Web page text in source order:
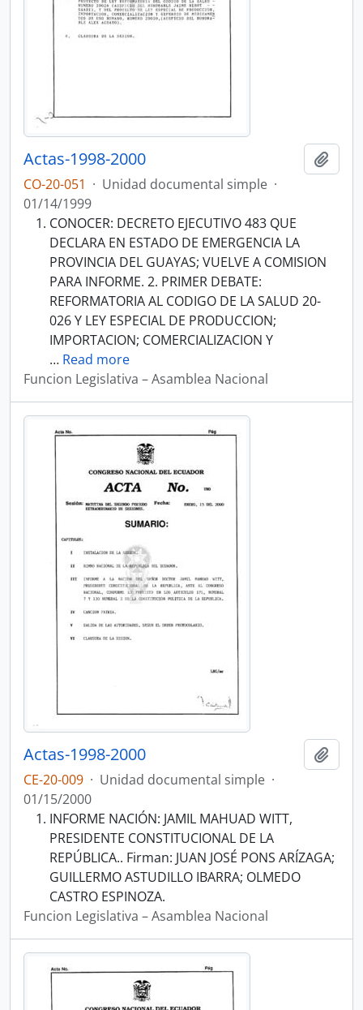
Actas-1998-2000
CO-20-051 · Unidad documental simple ·
01/14/1999
CONOCER: DECRETO EJECUTIVO 483 QUE
DECLARA EN ESTADO DE EMERGENCIA LA
PROVINCIA DEL GUAYAS; VUELVE A COMISION
PARA INFORME. 2. PRIMER DEBATE:
REFORMATORIA AL CODIGO DE LA SALUD 20-
026 Y LEY ESPECIAL DE PRODUCCION;
IMPORTACION; COMERCIALIZACION Y
… Read more
Funcion Legislativa – Asamblea Nacional
Actas-1998-2000
CE-20-009 · Unidad documental simple ·
01/15/2000
INFORME NACIÓN: JAMIL MAHUAD WITT,
PRESIDENTE CONSTITUCIONAL DE LA
REPÚBLICA.. Firman: JUAN JOSÉ PONS ARÍZAGA;
GUILLERMO ASTUDILLO IBARRA; OLMEDO
CASTRO ESPINOZA.
Funcion Legislativa – Asamblea Nacional